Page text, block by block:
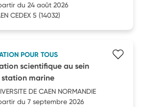
du 24 août 2026
CEDEX 5 (14032)
POUR TOUS
scientifique au sein
station marine
DE CAEN NORMANDIE
du 7 septembre 2026